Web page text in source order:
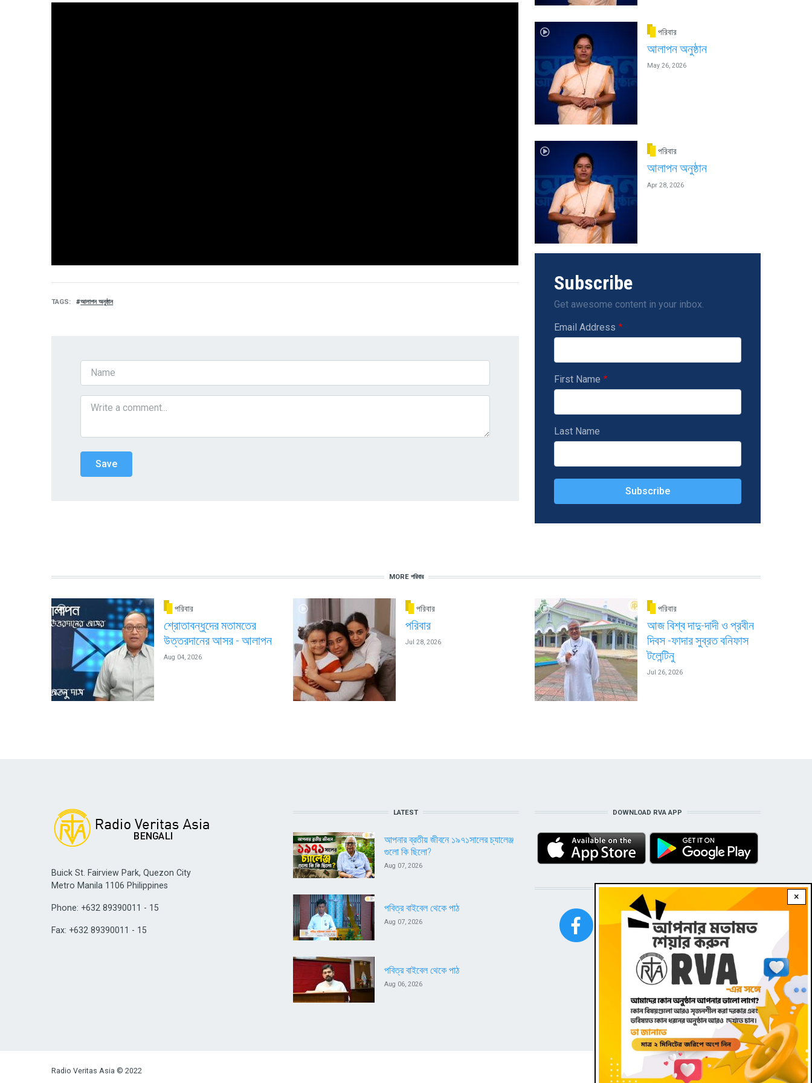
TAGS আলাপন অনুষ্ঠান
পরিবার
আলাপন অনুষ্ঠান
May 26, 2026
পরিবার
আলাপন অনুষ্ঠান
Apr 28, 2026
Subscribe
Get awesome content in your inbox.
Email Address
First Name
Last Name
MORE পরিবার
পরিবার
শ্রোতাবন্ধুদের মতামতের
উত্তরদানের আসর - আলাপন
Aug 04, 2026
পরিবার
পরিবার
Jul 28, 2026
পরিবার
আজ বিশ্ব দাদু-দাদী ও প্রবীন
দিবস -ফাদার সুব্রত বনিফাস
টলেন্টিনু
Jul 26, 2026
×
Buick St. Fairview Park, Quezon City
Metro Manila 1106 Philippines
Phone: +632 89390011 - 15
Fax: +632 89390011 - 15
LATEST
আপনার ব্রতীয় জীবনে ১৯৭১সালের চ্যালেঞ্জ
গুলো কি ছিলো?
Aug 07, 2026
পবিত্র বাইবেল থেকে পাঠ
Aug 07, 2026
পবিত্র বাইবেল থেকে পাঠ
Aug 06, 2026
DOWNLOAD RVA APP
STAY CONNECTED WITH US!
Radio Veritas Asia © 2022
FOOTER
Contact | Dark theme